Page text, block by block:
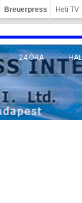
Breuerpress Heti TV
24 ÓRA